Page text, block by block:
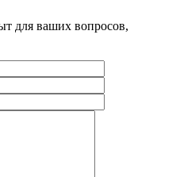
для ваших вопросов,